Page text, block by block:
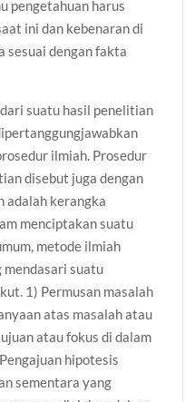
pengetahuan harus
ini dan kebenaran di
sesuai dengan fakta
suatu hasil penelitian
ilmiah. Prosedur
disebut juga dengan
adalah kerangka
menciptakan suatu
metode ilmiah
mendasari suatu
1) Permusan masalah
atas masalah atau
atau fokus di dalam
hipotesis
sementara yang